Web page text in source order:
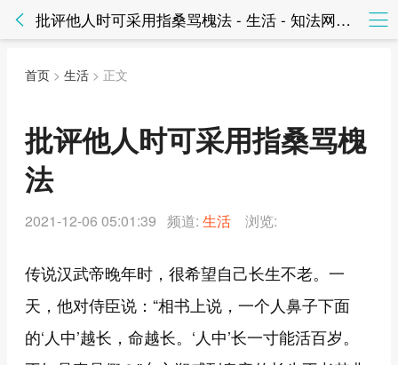
批评他人时可采用指桑骂槐法 - 生活 - 知法网知法网
首页 > 生活 > 正文
批评他人时可采用指桑骂槐
法
2021-12-06 05:01:39 频道: 生活 浏览:
传说汉武帝晚年时，很希望自己长生不老。一
天，他对侍臣说：“相书上说，一个人鼻子下面
的‘人中’越长，命越长。‘人中’长一寸能活百岁。